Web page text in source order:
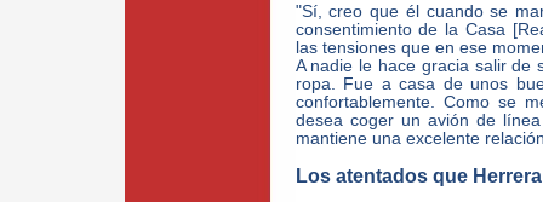
"Sí, creo que él cuando se
consentimiento de la Casa
las tensiones que en ese
A nadie le hace gracia salir de
ropa. Fue a casa de unos
confortablemente. Como se
desea coger un avión de
mantiene una excelente
Los atentados que